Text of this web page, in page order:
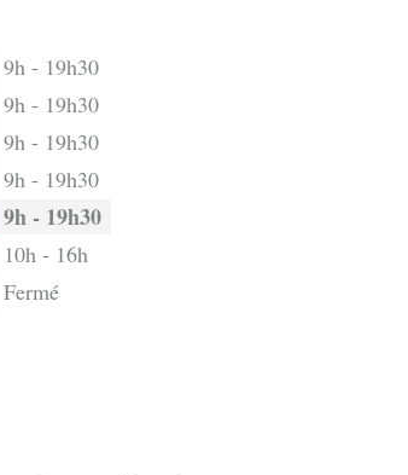
9h - 19h30
9h - 19h30
9h - 19h30
9h - 19h30
9h - 19h30
10h - 16h
Fermé